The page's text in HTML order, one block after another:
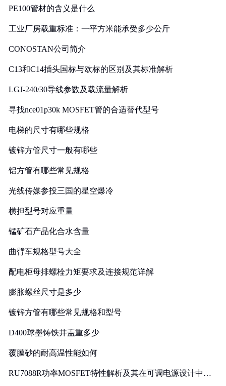
PE100管材的含义是什么
工业厂房载重标准：一平方米能承受多少公斤
CONOSTAN公司简介
C13和C14插头国标与欧标的区别及其标准解析
LGJ-240/30导线参数及载流量解析
寻找nce01p30k MOSFET管的合适替代型号
电梯的尺寸有哪些规格
镀锌方管尺寸一般有哪些
铝方管有哪些常见规格
光线传媒参投三国的星空爆冷
横担型号对应重量
锰矿石产品化合水含量
曲臂车规格型号大全
配电柜母排螺栓力矩要求及连接规范详解
膨胀螺丝尺寸是多少
镀锌方管有哪些常见规格和型号
D400球墨铸铁井盖重多少
覆膜砂的耐高温性能如何
RU7088R功率MOSFET特性解析及其在可调电源设计中的